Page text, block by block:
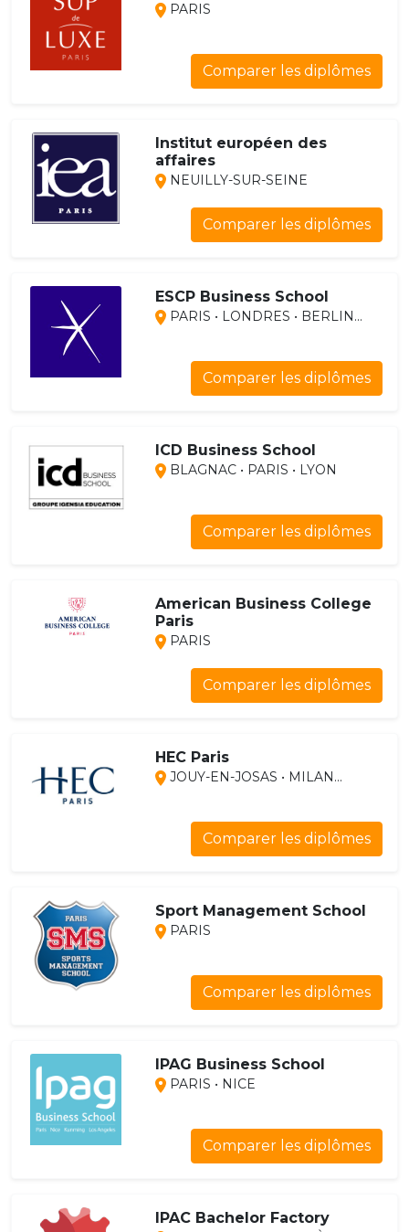
PARIS
Comparer les diplômes
Institut européen des
affaires
NEUILLY-SUR-SEINE
Comparer les diplômes
ESCP Business School
PARIS • LONDRES • BERLIN...
Comparer les diplômes
ICD Business School
BLAGNAC • PARIS • LYON
Comparer les diplômes
American Business College
Paris
PARIS
Comparer les diplômes
HEC Paris
JOUY-EN-JOSAS • MILAN...
Comparer les diplômes
Sport Management School
PARIS
Comparer les diplômes
IPAG Business School
PARIS • NICE
Comparer les diplômes
IPAC Bachelor Factory